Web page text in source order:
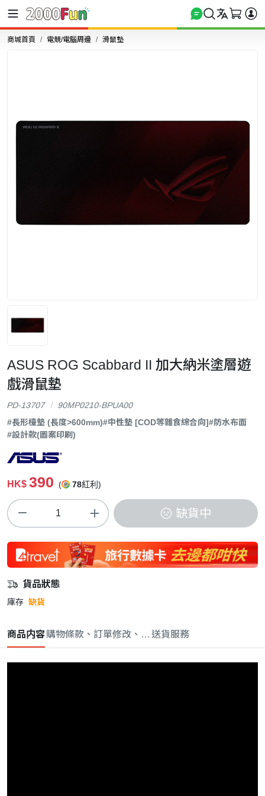
商城首頁 電競/電腦周邊 滑鼠墊
ASUS ROG Scabbard II 加大納米塗層遊
戲滑鼠墊
PD-13707
90MP0210-BPUA00
#長形檯墊 (長度>600mm)#中性墊 [COD等雜食綜合向]#防水布面
#設計款(圖案印刷)
HK$ 390 ( 78紅利)
缺貨中
貨品狀態
庫存 缺貨
商品内容購物條款、訂單修改、取消與退款政策
送貨服務